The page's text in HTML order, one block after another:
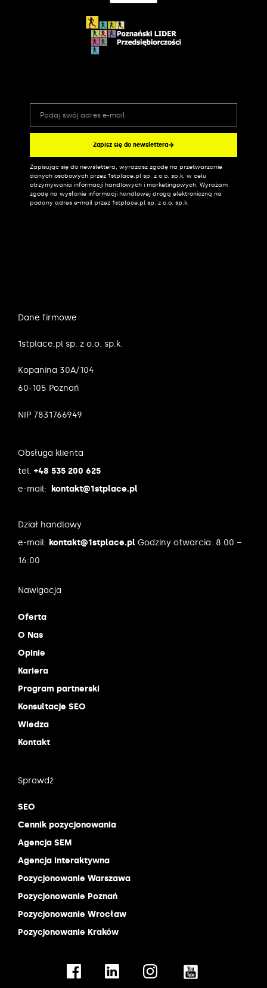
Zapisz się do newslettera
Alternative:
Zapisując się do newslettera, wyrażasz zgodę na przetwarzanie
danych osobowych przez 1stplace.pl sp. z o.o. sp.k. w celu
otrzymywania informacji handlowych i marketingowych. Wyrażam
zgodę na wysłanie informacji handlowej drogą elektroniczną na
podany adres e-mail przez 1stplace.pl sp. z o.o. sp.k.
Dane firmowe
1stplace.pl sp. z o.o. sp.k.
Kopanina 30A/104
60-105 Poznań
NIP 7831766949
Obsługa klienta
tel. +48 535 200 625
e-mail:
kontakt@1stplace.pl
Dział handlowy
e-mail: kontakt@1stplace.pl Godziny otwarcia: 8:00 –
16:00
Nawigacja
Oferta
O Nas
Opinie
Kariera
Program partnerski
Konsultacje SEO
Wiedza
Kontakt
Sprawdź
SEO
Cennik pozycjonowania
Agencja SEM
Agencja interaktywna
Pozycjonowanie Warszawa
Pozycjonowanie Poznań
Pozycjonowanie Wrocław
Pozycjonowanie Kraków